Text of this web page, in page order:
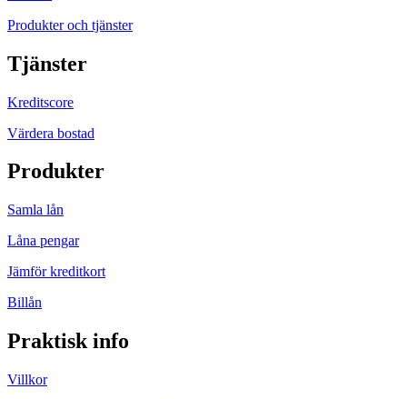
Produkter och tjänster
Tjänster
Kreditscore
Värdera bostad
Produkter
Samla lån
Låna pengar
Jämför kreditkort
Billån
Praktisk info
Villkor